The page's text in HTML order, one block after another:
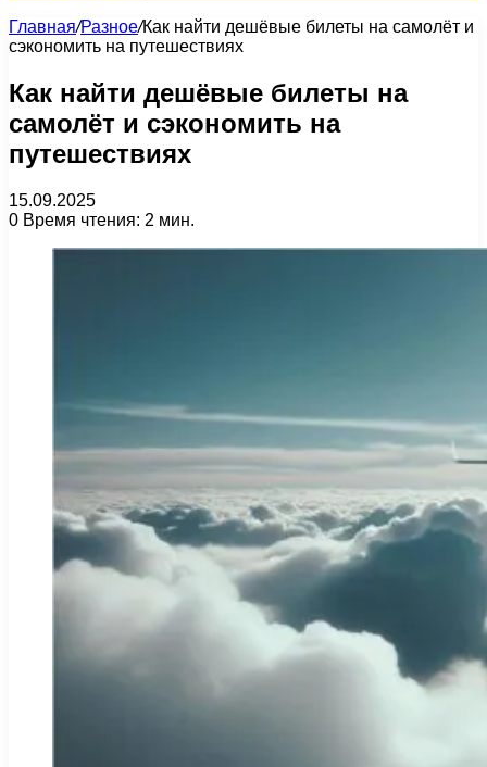
Главная/Разное/Как найти дешёвые билеты на самолёт и
сэкономить на путешествиях
Как найти дешёвые билеты на
самолёт и сэкономить на
путешествиях
15.09.2025
0 Время чтения: 2 мин.